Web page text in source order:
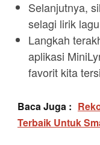
Selanjutnya,
selagi lirik
Langkah
aplikasi
favorit kita
Baca Juga :
Terbaik Untuk